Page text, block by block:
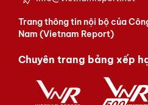
Trang thông tin nội bộ của
Nam (Vietnam Report)
Chuyên trang bảng xếp